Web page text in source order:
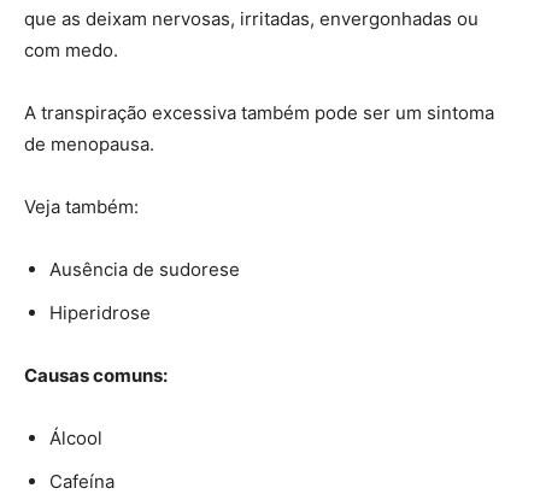
que as deixam nervosas, irritadas, envergonhadas ou
com medo.
A transpiração excessiva também pode ser um sintoma
de menopausa.
Veja também:
Ausência de sudorese
Hiperidrose
Causas comuns:
Álcool
Cafeína